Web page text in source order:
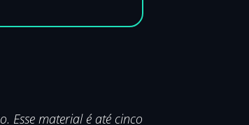
Esse material é até cinco